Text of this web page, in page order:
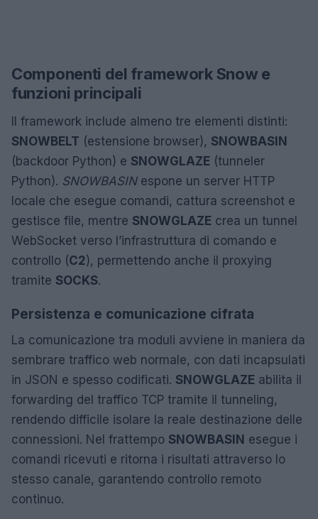
Componenti del framework Snow e
funzioni principali
Il framework include almeno tre elementi distinti:
SNOWBELT (estensione browser), SNOWBASIN
(backdoor Python) e SNOWGLAZE (tunneler
Python). SNOWBASINespone un server HTTP
locale che esegue comandi, cattura screenshot e
gestisce file, mentre SNOWGLAZE crea un tunnel
WebSocket verso l’infrastruttura di comando e
controllo (C2), permettendo anche il proxying
tramite SOCKS.
Persistenza e comunicazione cifrata
La comunicazione tra moduli avviene in maniera da
sembrare traffico web normale, con dati incapsulati
in JSON e spesso codificati. SNOWGLAZE abilita il
forwarding del traffico TCP tramite il tunneling,
rendendo difficile isolare la reale destinazione delle
connessioni. Nel frattempo SNOWBASIN esegue i
comandi ricevuti e ritorna i risultati attraverso lo
stesso canale, garantendo controllo remoto
continuo.